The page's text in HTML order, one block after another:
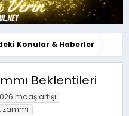
Konular & Haberler
Beklentileri
maaş artışı